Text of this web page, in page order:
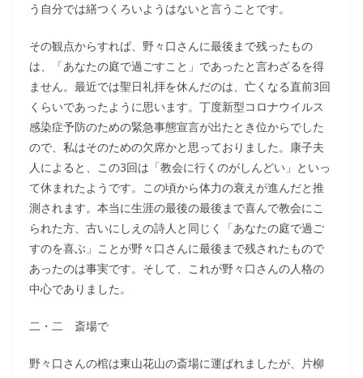
う自分では繕つくろいようはないと言うことです。
その観点からすれば、野々口さんに最後まで残ったもの
は、「あなたの庭で過ごすこと」であったと言わざるを得
ません。最近では聖日礼拝を休んだのは、亡くなる直前3回
くらいであったように思います。丁度新型コロナウイルス
感染症予防のための緊急事態宣言が出たとき位からでした
ので、私はそのための欠席かと思っておりました。康子夫
人によると、この3回は「教会に行くのがしんどい」といっ
て休まれたようです。この頃から体力の衰えが進んだと推
測されます。本当に生涯の最後の最後まで喜んで教会にこ
られた方、古いにしえの詩人と同じく「あなたの庭で過ご
すのを喜ぶ」ことが野々口さんに最後まで残されたもので
あったのは事実です。そして、これが野々口さんの人格の
中心でありました。
二・二 斎場で
野々口さんの棺は東山花山の斎場に運ばれましたが、片柳